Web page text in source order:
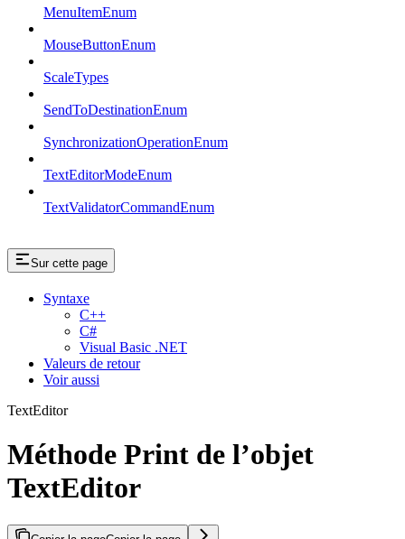
MenuItemEnum
MouseButtonEnum
ScaleTypes
SendToDestinationEnum
SynchronizationOperationEnum
TextEditorModeEnum
TextValidatorCommandEnum
Sur cette page
Syntaxe
C++
C#
Visual Basic .NET
Valeurs de retour
Voir aussi
TextEditor
Méthode Print de l’objet
TextEditor